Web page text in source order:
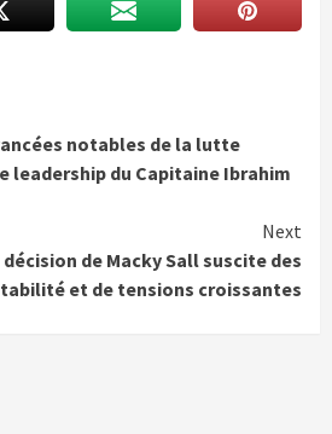
notables de la lutte
du Capitaine Ibrahim
Next
décision de Macky Sall suscite des
et de tensions croissantes